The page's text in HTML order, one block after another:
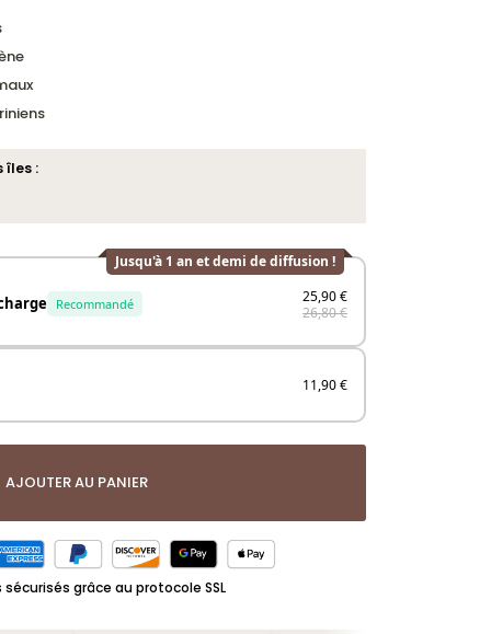
îles :
Jusqu'à 1 an et demi de diffusion !
Recommandé
25,90 €
26,80 €
11,90 €
AJOUTER AU PANIER
grâce au protocole SSL